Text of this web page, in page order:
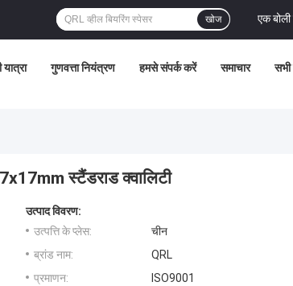
एक
खोज
गुणवत्ता नियंत्रण हमसे संपर्क करें समाचार सभी
स्टैंडराड क्वालिटी
उत्पाद विवरण:
उत्पत्ति के प्लेस:
चीन
ब्रांड नाम:
QRL
प्रमाणन:
ISO9001